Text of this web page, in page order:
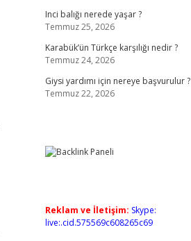
Inci balığı nerede yaşar ?
Temmuz 25, 2026
Karabük’ün Türkçe karşılığı nedir ?
Temmuz 24, 2026
Giysi yardımı için nereye başvurulur ?
Temmuz 22, 2026
Reklam ve İletişim: Skype:
live:.cid.575569c608265c69